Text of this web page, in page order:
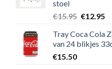
stoel
€15.95 €12.95
Tray Coca Cola
van 24 blikjes
€15.50